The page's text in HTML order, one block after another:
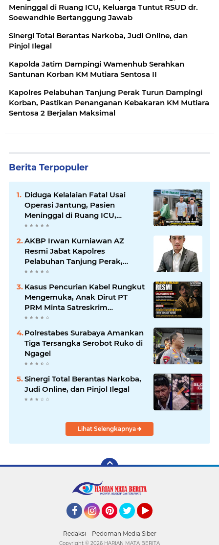
Meninggal di Ruang ICU, Keluarga Tuntut RSUD dr.
Soewandhie Bertanggung Jawab
Sinergi Total Berantas Narkoba, Judi Online, dan
Pinjol Ilegal
Kapolda Jatim Dampingi Wamenhub Serahkan
Santunan Korban KM Mutiara Sentosa II
Kapolres Pelabuhan Tanjung Perak Turun Dampingi
Korban, Pastikan Penanganan Kebakaran KM Mutiara
Sentosa 2 Berjalan Maksimal
Berita Terpopuler
Diduga Kelalaian Fatal Usai
Operasi Jantung, Pasien
Meninggal di Ruang ICU,
Keluarga Tuntut RSUD dr.
Soewandhie Bertanggung
Jawab
AKBP Irwan Kurniawan AZ
Resmi Jabat Kapolres
Pelabuhan Tanjung Perak,
Pimpinan Redaksi
HarianMataBerita.com
Sampaikan Ucapan Selamat
Kasus Pencurian Kabel Rungkut
Mengemuka, Anak Dirut PT
PRM Minta Satreskrim
Polrestabes Surabaya Usut
Hingga Tuntas
Polrestabes Surabaya Amankan
Tiga Tersangka Serobot Ruko di
Ngagel
Sinergi Total Berantas Narkoba,
Judi Online, dan Pinjol Ilegal
Lihat Selengkapnya
Redaksi Pedoman Media Siber
Copyright © 2026 HARIAN MATA BERITA